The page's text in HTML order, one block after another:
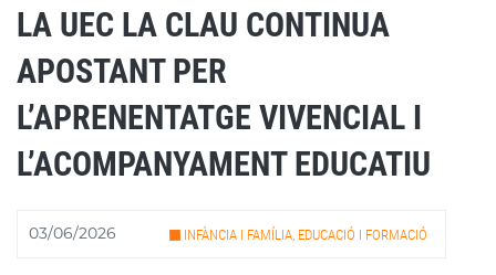
LA UEC LA CLAU CONTINUA
APOSTANT PER
L’APRENENTATGE VIVENCIAL I
L’ACOMPANYAMENT EDUCATIU
03/06/2026 INFÀNCIA I FAMÍLIA, EDUCACIÓ I FORMACIÓ